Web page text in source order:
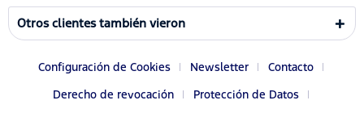
Otros clientes también vieron
Configuración de Cookies Newsletter
Contacto
Derecho de revocación
Protección de Datos